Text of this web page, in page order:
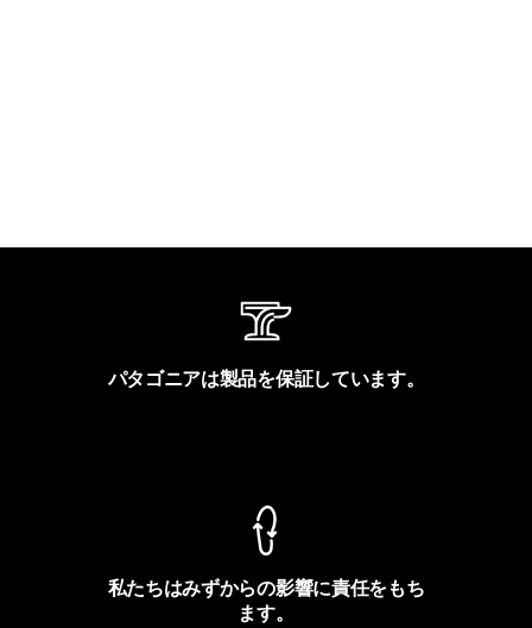
パタゴニアは製品を保証しています。
私たちはみずからの影響に責任をもち
ます。